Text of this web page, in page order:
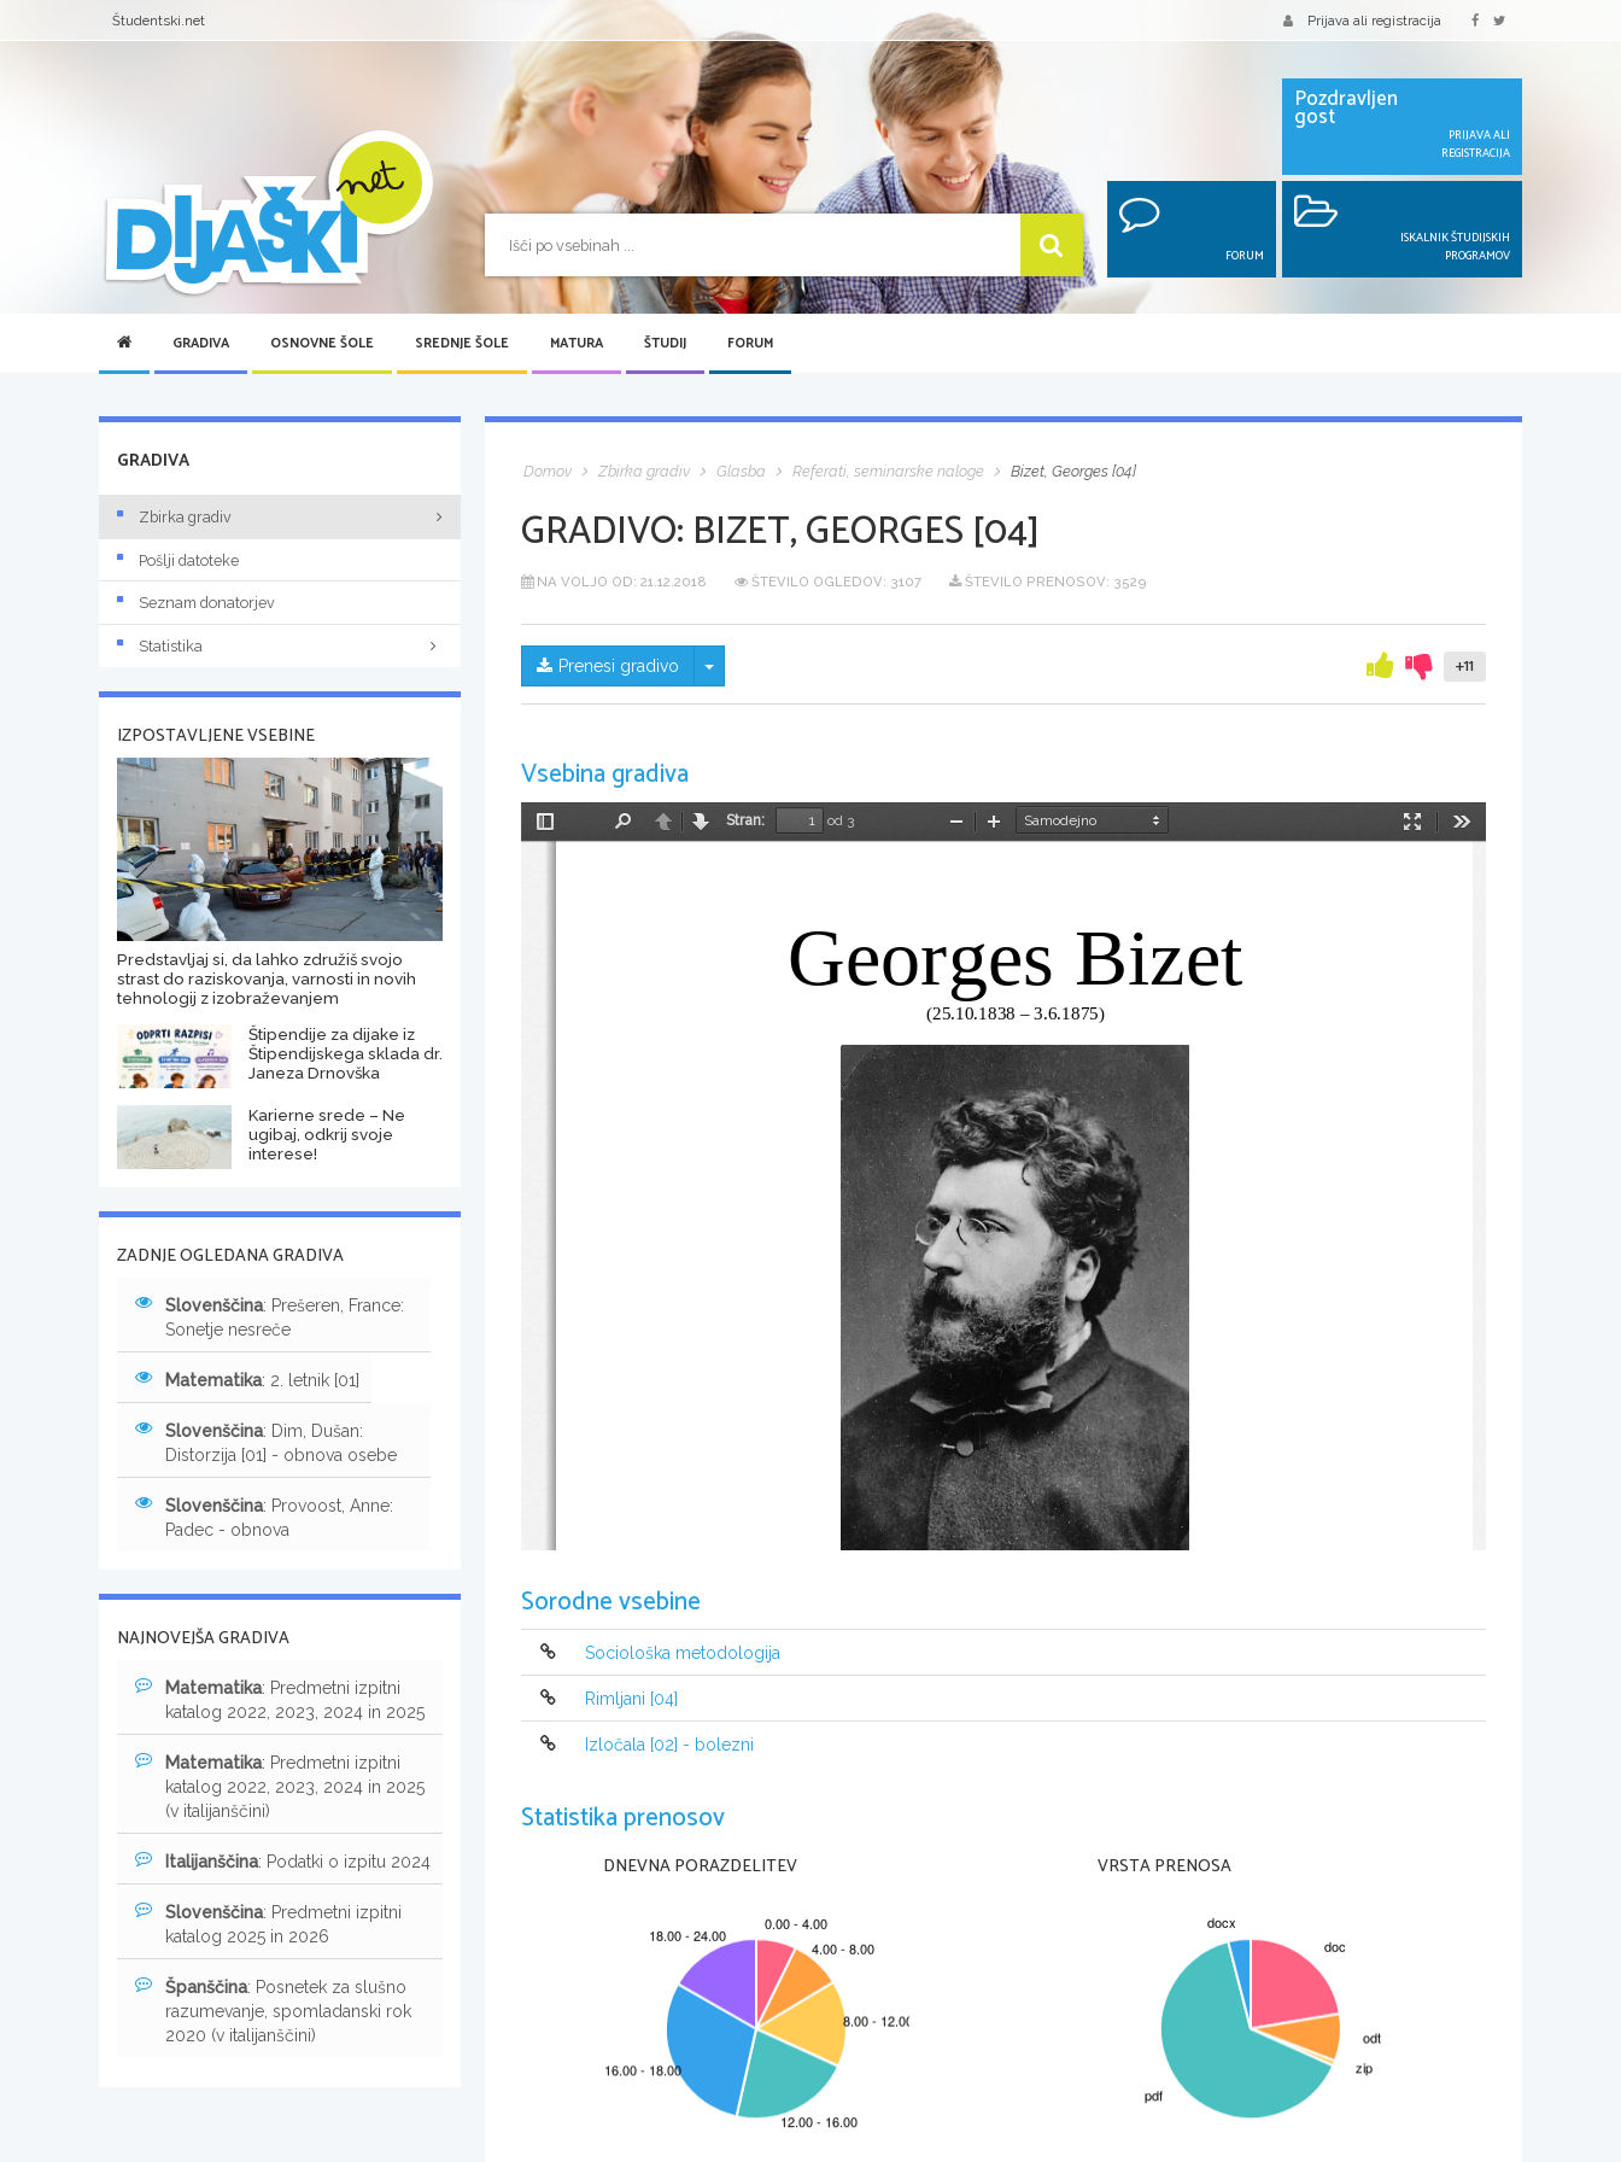
Študentski.net Prijava ali registracija
Pozdravljen
gost
PRIJAVA ALI
REGISTRACIJA
FORUM
ISKALNIK ŠTUDIJSKIH
PROGRAMOV
GRADIVA OSNOVNE ŠOLE SREDNJE ŠOLE MATURA ŠTUDIJ FORUM
Domov Zbirka gradiv Glasba Referati, seminarske naloge Bizet, Georges [04]
GRADIVO: BIZET, GEORGES [04]
NA VOLJO OD: 21.12.2018 ŠTEVILO OGLEDOV: 3107 ŠTEVILO PRENOSOV: 3529
Prenesi gradivo Skrij/prikaži meni +11
Vsebina gradiva
Preklopi
NazajNaprej
Stran:
od 3
Način
PomanjšajPovečaj
Georges Bizet
(25.10.1838 – 3.6.1875)
Življenjepis:
Rodil se je v Parizu, v družini glasbenikov in umetnikov. Njegov oče je bil
profesor petja in povprečen skladatelj, mati in sestra sta bi bili dobri pianistki,
eden od stricev pa je bil igralec. Starši so prvi učili Georgesa, ki je že kmalu
pokazal veliko ljubezen do glasbe. Sprejet je bil  v razred klavirja, potem v
razred harmonije in kontrapunkta. Franz Liszt je bil navdušen nad njegovim
dela. Preživljal se je s poučevanjem, delal je za glasbene založnike in pisal
priredbe za orkester. Osredotočil se je predvsem na očarljivost in osuplost, ki
ju je v njem budilo mesto Arles v Provansi. Njegovo zdravje pa je bilo zelo
Cidom, pa tudi z njegovimi deli. Njegovo zdravje se je slabšalo, umrl pa je
star komaj 37 let.
Sorodne vsebine
Sociološka metodologija
Rimljani [04]
Izločala [02] - bolezni
Statistika prenosov
DNEVNA PORAZDELITEV VRSTA PRENOSA
GRADIVA
Zbirka gradiv
Pošlji datoteke
Seznam donatorjev
Statistika
IZPOSTAVLJENE VSEBINE
Predstavljaj si, da lahko združiš svojo
strast do raziskovanja, varnosti in novih
tehnologij z izobraževanjem
Štipendije za dijake iz
Štipendijskega sklada dr.
Janeza Drnovška
Karierne srede – Ne
ugibaj, odkrij svoje
interese!
ZADNJE OGLEDANA GRADIVA
Slovenščina: Prešeren, France:
Sonetje nesreče
Matematika: 2. letnik [01]
Slovenščina: Dim, Dušan:
Distorzija [01] - obnova osebe
Slovenščina: Provoost, Anne:
Padec - obnova
NAJNOVEJŠA GRADIVA
Matematika: Predmetni izpitni
katalog 2022, 2023, 2024 in 2025
Matematika: Predmetni izpitni
katalog 2022, 2023, 2024 in 2025
(v italijanščini)
Italijanščina: Podatki o izpitu 2024
Slovenščina: Predmetni izpitni
katalog 2025 in 2026
Španščina: Posnetek za slušno
razumevanje, spomladanski rok
2020 (v italijanščini)